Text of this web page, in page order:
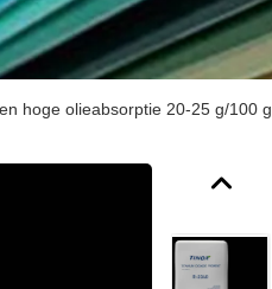
hoge olieabsorptie 20-25 g/100 g